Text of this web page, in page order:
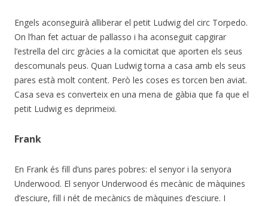
Engels aconseguirà alliberar el petit Ludwig del circ Torpedo.
On l’han fet actuar de pallasso i ha aconseguit capgirar
l’estrella del circ gràcies a la comicitat que aporten els seus
descomunals peus. Quan Ludwig torna a casa amb els seus
pares està molt content. Però les coses es torcen ben aviat.
Casa seva es converteix en una mena de gàbia que fa que el
petit Ludwig es deprimeixi.
Frank
En Frank és fill d’uns pares pobres: el senyor i la senyora
Underwood. El senyor Underwood és mecànic de màquines
d’esciure, fill i nét de mecànics de màquines d’esciure. I